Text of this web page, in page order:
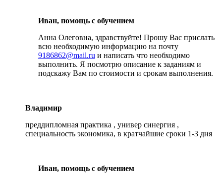
Иван, помощь с обучением
Анна Олеговна, здравствуйте! Прошу Вас прислать
всю необходимую информацию на почту
9186862@mail.ru и написать что необходимо
выполнить. Я посмотрю описание к заданиям и
подскажу Вам по стоимости и срокам выполнения.
Владимир
преддипломная практика , универ синергия ,
специальность экономика, в кратчайшие сроки 1-3 дня
Иван, помощь с обучением